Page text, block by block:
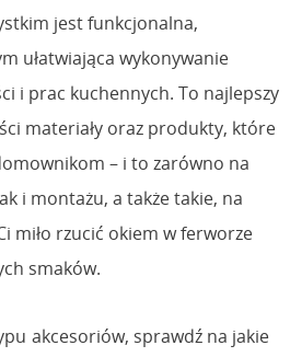
jest funkcjonalna,
ułatwiająca wykonywanie
i prac kuchennych. To najlepszy
materiały oraz produkty, które
– i to zarówno na
i montażu, a także takie, na
miło rzucić okiem w ferworze
smaków.
akcesoriów, sprawdź na jakie